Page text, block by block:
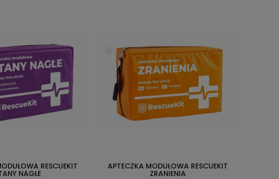
RESCUEKIT
NAGŁE
APTECZKA MODUŁOWA RESCUEKIT
ZRANIENIA